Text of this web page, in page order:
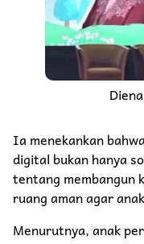
Ia menekankan
digital bukan hanya
tentang membangun
ruang aman agar
Menurutnya, anak